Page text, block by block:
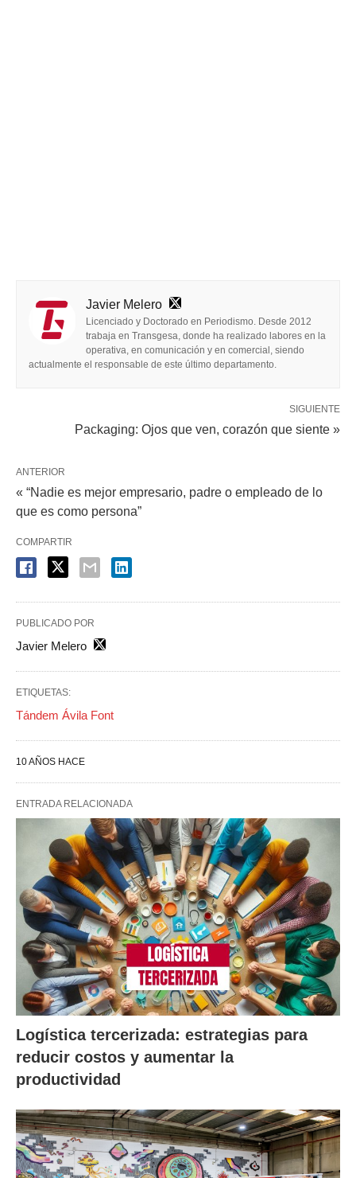
Javier Melero
Licenciado y Doctorado en Periodismo. Desde 2012
trabaja en Transgesa, donde ha realizado labores en la
operativa, en comunicación y en comercial, siendo
actualmente el responsable de este último departamento.
SIGUIENTE
Packaging: Ojos que ven, corazón que siente »
ANTERIOR
« “Nadie es mejor empresario, padre o empleado de lo
que es como persona”
COMPARTIR
PUBLICADO POR
Javier Melero
ETIQUETAS:
Tándem Ávila Font
10 AÑOS HACE
ENTRADA RELACIONADA
Logística tercerizada: estrategias para
reducir costos y aumentar la
productividad